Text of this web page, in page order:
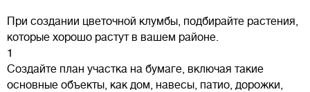
При создании цветочной клумбы, подбирайте растения,
которые хорошо растут в вашем районе.
1
Создайте план участка на бумаге, включая такие
основные объекты, как дом, навесы, патио, дорожки,